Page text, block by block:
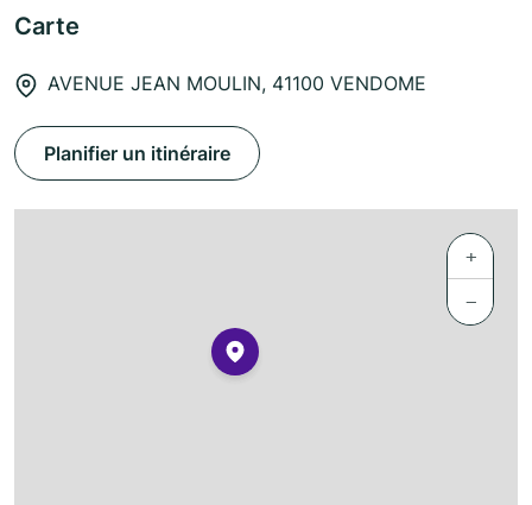
Carte
AVENUE JEAN MOULIN, 41100 VENDOME
Planifier un itinéraire
+
−